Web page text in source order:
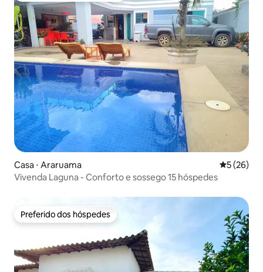
Casa ⋅ Araruama 5 de uma
5 (26)
Vivenda Laguna - Conforto e sossego 15 hóspedes
Preferido dos hóspedes
Preferido dos hóspedes